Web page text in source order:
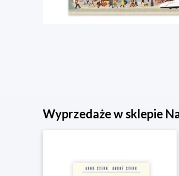
Wyprzedaże w sklepie